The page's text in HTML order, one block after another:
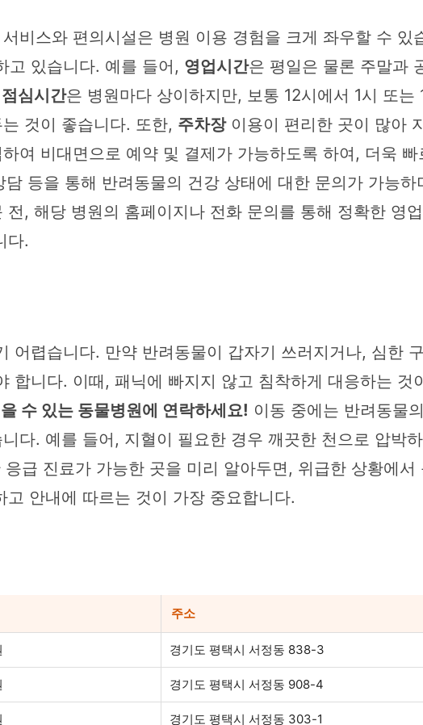
비스와 편의시설은 병원 이용 경험을 크게 좌우할 수 있
고 있습니다. 예를 들어, 영업시간은 평일은 물론 주말과
점심시간은 병원마다 상이하지만, 보통 12시에서 1시 또는
것이 좋습니다. 또한, 주차장이용이 편리한 곳이 많아
여 비대면으로 예약 및 결제가 가능하도록 하여, 더욱
등을 통해 반려동물의 건강 상태에 대한 문의가 가능
, 해당 병원의 홈페이지나 전화 문의를 통해 정확한 영
다.
어렵습니다. 만약 반려동물이 갑자기 쓰러지거나, 심한
합니다. 이때, 패닉에 빠지지 않고 침착하게 대응하는 것
수 있는 동물병원에 연락하세요! 이동 중에는 반려동물
다. 예를 들어, 지혈이 필요한 경우 깨끗한 천으로 압박
급 진료가 가능한 곳을 미리 알아두면, 위급한 상황에서
안내에 따르는 것이 가장 중요합니다.
주소
경기도 평택시 서정동 838-3
경기도 평택시 서정동 908-4
경기도 평택시 서정동 303-1